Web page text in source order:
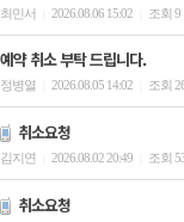
최민서
2026.08.06 15:02 조회 9
예약 취소 부탁 드립니다.
정병열 2026.08.05 14:02 조회
취소요청
김지연 2026.08.02 20:49 조회
취소요청